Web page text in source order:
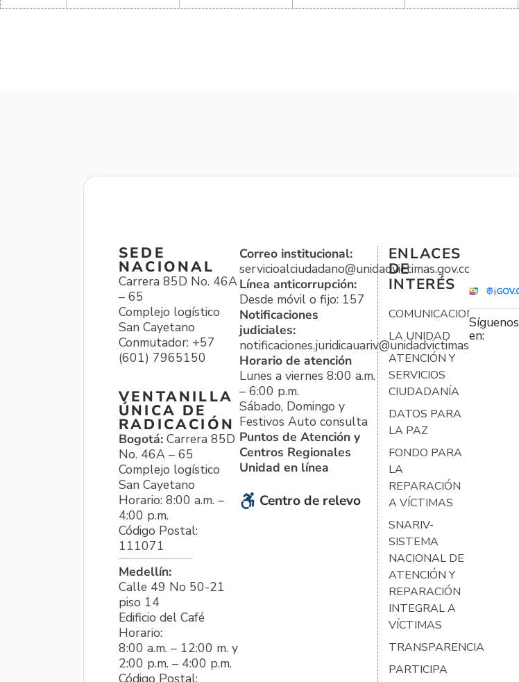
SEDE
NACIONAL
Carrera 85D No. 46A
– 65
Complejo logístico
San Cayetano
Conmutador: +57
(601) 7965150
VENTANILLA
ÚNICA DE
RADICACIÓN
Bogotá: Carrera 85D
No. 46A – 65
Complejo logístico
San Cayetano
Horario: 8:00 a.m. –
4:00 p.m.
Código Postal:
111071
Medellín:
Calle 49 No 50-21
piso 14
Edificio del Café
Horario:
8:00 a.m. – 12:00 m. y
2:00 p.m. – 4:00 p.m.
Correo institucional:
servicioalciudadano@unidadvictimas.gov.co
Línea anticorrupción:
Desde móvil o fijo: 157
Notificaciones
judiciales:
notificaciones.juridicauariv@unidadvictimas.gov.co
Horario de atención
Lunes a viernes 8:00 a.m.
– 6:00 p.m.
Sábado, Domingo y
Festivos Auto consulta
Puntos de Atención y
Centros Regionales
Unidad en línea
Centro de relevo
ENLACES
DE
INTERÉS
COMUNICACIONES
LA UNIDAD
ATENCIÓN Y
SERVICIOS
CIUDADANÍA
DATOS PARA
LA PAZ
FONDO PARA
LA
REPARACIÓN
A VÍCTIMAS
SNARIV-
SISTEMA
NACIONAL DE
ATENCIÓN Y
REPARACIÓN
INTEGRAL A
VÍCTIMAS
TRANSPARENCIA
PARTICIPA
Síguenos
en: